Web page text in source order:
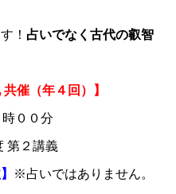
！ 占いでなく古代の叡智
催（年４回）】
００分​
第２講義
※占いではありません。